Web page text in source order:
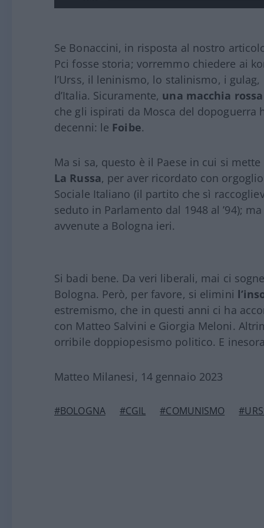
Se Bonaccini, in risposta al nostro
Pci fosse storia; vorremmo chiedere ai
l’Urss, il leninismo, lo stalinismo, i
d’Italia. Sicuramente, una macchia rossa
che gli ispirati da Mosca del dopoguerra
decenni: le Foibe.
Ma si sa, questo è il Paese in cui si
La Russa, per aver ricordato con
Sociale Italiano (il partito che sì
seduto in Parlamento dal 1948 al ’94);
avvenute a Bologna ieri.
Si badi bene. Da veri liberali, mai ci
Bologna. Però, per favore, si elimini
estremismo, che in questi anni ci ha
con Matteo Salvini e Giorgia Meloni.
orribile doppiopesismo politico. E
Matteo Milanesi, 14 gennaio 2023
#BOLOGNA #CGIL #COMUNISMO